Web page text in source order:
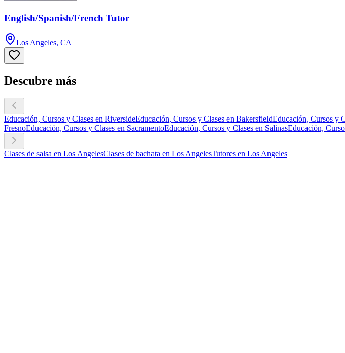
English/Spanish/French Tutor
Los Angeles, CA
Descubre más
Educación, Cursos y Clases en RiversideEducación, Cursos y Clases en BakersfieldEducación, Cursos y
FresnoEducación, Cursos y Clases en SacramentoEducación, Cursos y Clases en SalinasEducación,
Clases de salsa en Los AngelesClases de bachata en Los AngelesTutores en Los Angeles